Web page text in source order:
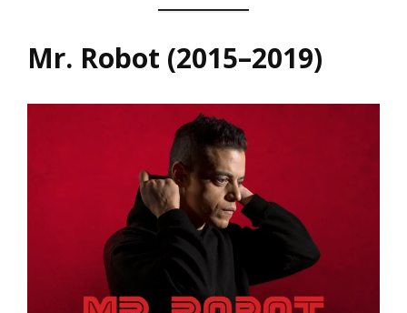
Mr. Robot (2015–2019)